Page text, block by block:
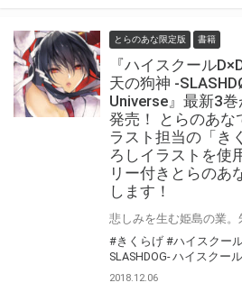
とらのあな限定版 書籍
『ハイスクール
天の狗神 -
Universe』最新3
発売！ とらのあな
ラスト担当の「き
ろしイラストを使
リー付きとらのあ
します！
#きくらげ #ハイスクー
SLASHDOG- ハイスクー
2018.12.06